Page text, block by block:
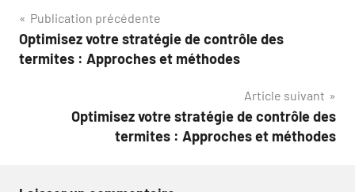
Navigation
de
Publication précédente
Optimisez votre stratégie de contrôle des
termites : Approches et méthodes
Article suivant
Optimisez votre stratégie de contrôle des
termites : Approches et méthodes